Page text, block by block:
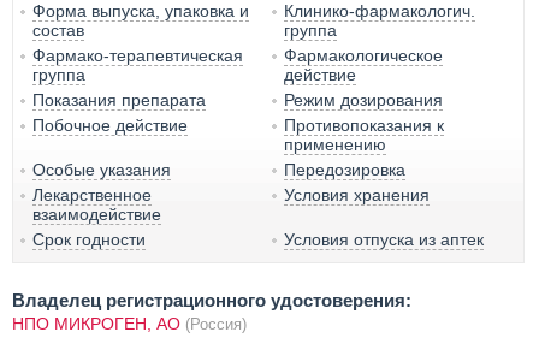
Форма выпуска, упаковка и
состав
Клинико-фармакологич.
группа
Фармако-терапевтическая
группа
Фармакологическое
действие
Показания препарата
Режим дозирования
Побочное действие
Противопоказания к
применению
Особые указания
Передозировка
Лекарственное
взаимодействие
Условия хранения
Срок годности Условия отпуска из аптек
Владелец регистрационного удостоверения:
НПО МИКРОГЕН, AO (Россия)